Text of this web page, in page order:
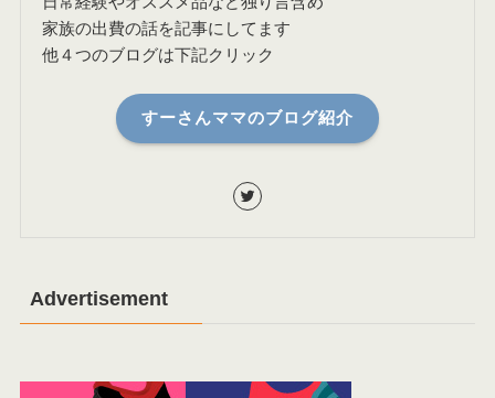
家族の出費の話を記事にしてます
他４つのブログは下記クリック
すーさんママのブログ紹介
Advertisement